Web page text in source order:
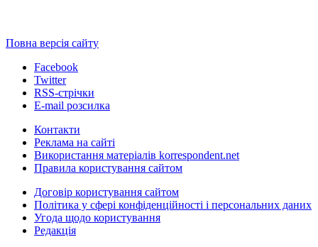
Повна версія сайту
Facebook
Twitter
RSS-стрічки
E-mail розсилка
Контакти
Реклама на сайті
Використання матеріалів korrespondent.net
Правила користування сайтом
Договір користування сайтом
Політика у сфері конфіденційності і персональних даних
Угода щодо користування
Редакція